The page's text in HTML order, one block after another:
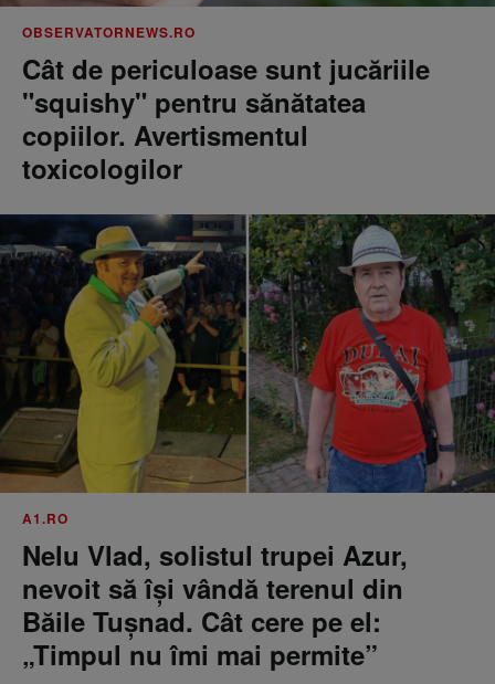
OBSERVATORNEWS.RO
Cât de periculoase sunt jucăriile
"squishy" pentru sănătatea
copiilor. Avertismentul
toxicologilor
A1.RO
Nelu Vlad, solistul trupei Azur,
nevoit să își vândă terenul din
Băile Tușnad. Cât cere pe el:
„Timpul nu îmi mai permite”